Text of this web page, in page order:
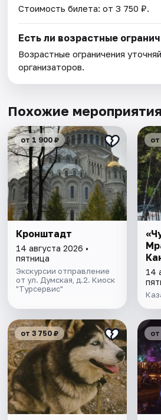
Стоимость билета: от 3 750 ₽.
Есть ли возрастные
Возрастные ограничения
организаторов.
Похожие мероприятия
от 1 900 ₽
Кронштадт
14 августа 2026 •
пятница
Экскурсии отправление
от ул. Думская, д.2. Киоск
"Турсервис"
14
от 3 750 ₽